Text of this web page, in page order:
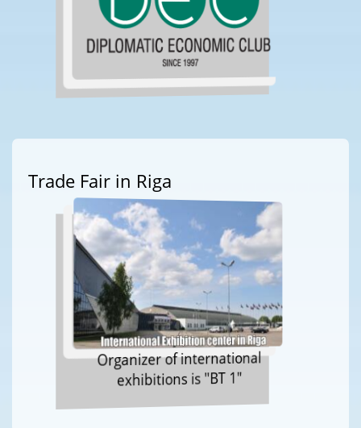
Trade Fair in Riga
Organizer of international
exhibitions is "BT 1"